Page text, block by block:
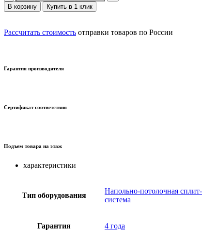
В корзину Купить в 1 клик
Рассчитать стоимость отправки товаров по России
Гарантия производителя
Сертификат соответствия
Подъем товара на этаж
характеристики
Тип оборудования
Напольно-потолочная сплит-
система
Гарантия 4 года